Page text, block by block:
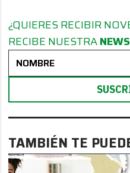
¿QUIERES RECIBIR
RECIBE NUESTRA
TAMBIÉN TE